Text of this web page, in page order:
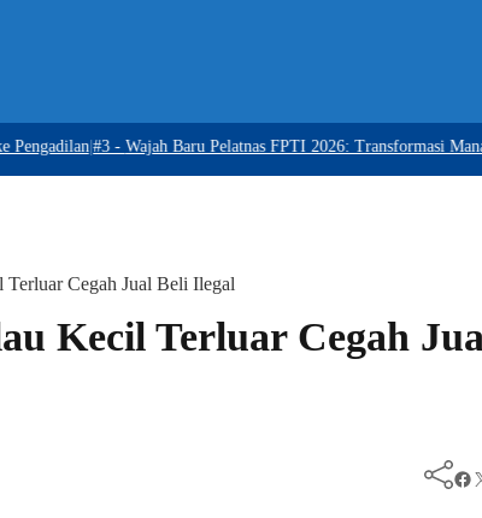
|#3 -Wajah Baru Pelatnas FPTI 2026: Transformasi
Cegah Jual Beli Ilegal
Kecil Terluar Cegah
Facebook Twitter